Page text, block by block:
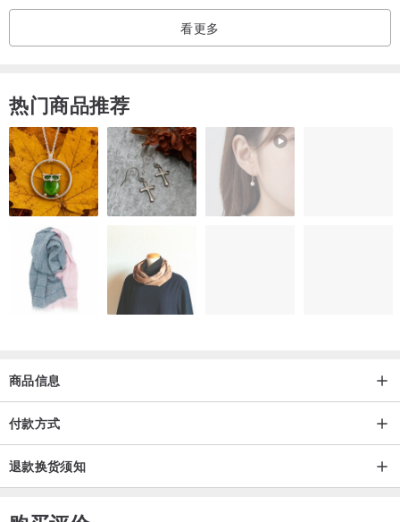
- 平放丈量尺寸，因布料弹性等问题可能会有误差值2 cm。
- 印花布料会因剪裁位置而有些许不同。
- 因商品皆为设计师亲自制作，但设计师并非缝纫工，可能会有细
微的车缝瑕疵，建议要求完美者不要购买。
- 商品因光线等拍摄造成些许色差，不确定实体颜色者可来信询
问，谢谢。
看更多
热门商品推荐
商品信息
付款方式
退款换货须知